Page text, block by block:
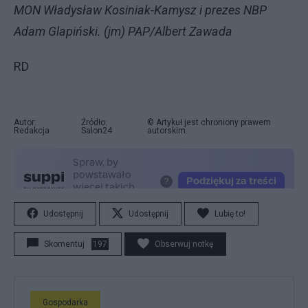
MON Władysław Kosiniak-Kamysz i prezes NBP
Adam Glapiński. (jm) PAP/Albert Zawada
RD
Autor:
Redakcja
Źródło:
Salon24
© Artykuł jest chroniony prawem
autorskim.
Udostępnij Udostępnij Lubię to!
Skomentuj 197 Obserwuj notkę
Gospodarka